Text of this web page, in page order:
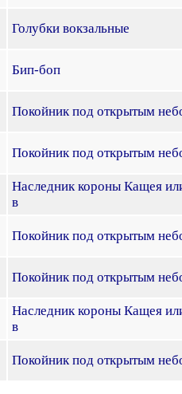
Голубки вокзальные
Бип-боп
Покойник под открытым
Покойник под открытым
Наследник короны Кащея
в
Покойник под открытым
Покойник под открытым
Наследник короны Кащея
в
Покойник под открытым